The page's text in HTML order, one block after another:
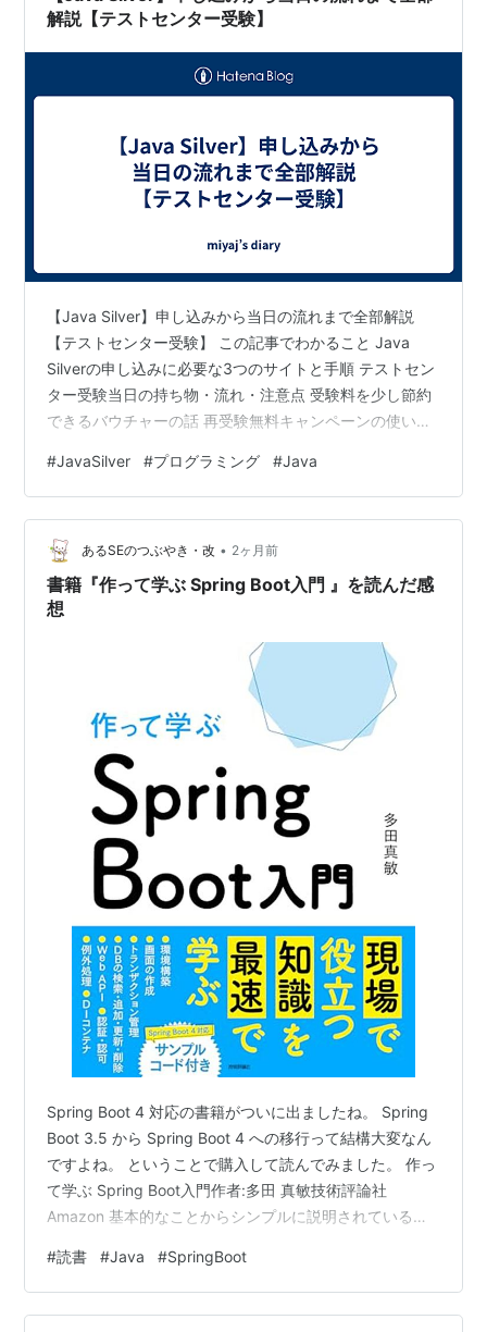
なる) を搭載した PDA デバイスである。 プロセッサ非
依存の新しいプログラミング言語である Oak が、Star7
のために James Gosling によって生み出された。
FirstPerson になるが、その後、グループは Sun に戻
り、ターゲットがセットトップ・ボックスからオンライ
ォームといったところに変更される。 1994 年、Sun の
エンジニアの Patrick Naughton と Jonathan Payne は
Oak 言語を使って WebRunner (後に HotJava と改称さ
れる) を開発。 これは、要素の移動や動的に実行される
コンテンツをサポートした最初のブラウザであった。
1995 年、商標的な問題から、プログラミング言語の名
Entertainment, and Design) 会議において、
WebRunner が初めて公にデモンストレーションされ
た。 SunWorld 会議において、HotJava ブラウザとと
もに Java 1.0a2 が発表された。 さらに、Netscape
Navigator の最初の Java が有効なバージョンがリリー
1996 年、Java 1.0 プログラミング環境がダウンロード
スッキリわかるJava入門
中山清喬,国本大悟
発売日:2011/10/07
メディア:単行本（ソフトカバー）
この商品を含むブログ (24件) を見る
Java 8 Lambdas: Pragmatic
Functional Programming
(English Edition)
作者:Richard Warburton
出版社/メーカー:O'Reilly Media
発売日: 2014/03/18
メディア: Kindle版
この商品を含むブログ (1件) を見る
解説【テストセンター受験】
【Java Silver】申し込みから当日の流れまで全部解説
【テストセンター受験】 この記事でわかること Java
Silverの申し込みに必要な3つのサイトと手順 テストセン
ター受験当日の持ち物・流れ・注意点 受験料を少し節約
できるバウチャーの話 再受験無料キャンペーンの使い方
思ったとき、最初に困るのが申し込みの複雑さだと思い
ます。 実際、申し込みには3つの異なるサイトを経由す
る必要があり、はじめて見るとどこから手をつければい
いのか迷います。私も最初はかなり戸惑いました。 この
記事では、申し込みから当日の流れまでを順番に解説…
#JavaSilver #プログラミング #Java
あるSEのつぶやき・改 • 2ヶ月前
書籍『作って学ぶ Spring Boot入門 』を読んだ感
想
Spring Boot 4 対応の書籍がついに出ましたね。 Spring
Boot 3.5 から Spring Boot 4 への移行って結構大変なん
ですよね。 ということで購入して読んでみました。 作っ
て学ぶ Spring Boot入門作者:多田 真敏技術評論社
Amazon 基本的なことからシンプルに説明されている
個人的になるほどと思ったのが、JUnit のテスト内容をメ
ソッド名に記載するのではなく、@DisplayName で記載
し、メソッド名は英語で簡潔に書くところですね。メソ
#読書 #Java #SpringBoot